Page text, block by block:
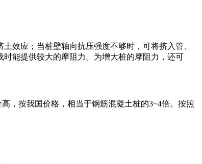
效应；当桩壁轴向抗压强度不够时，可将挤入管、
能提供较大的摩阻力。为增大桩的摩阻力，还可
，按我国价格，相当于钢筋混凝土桩的3~4倍。按照